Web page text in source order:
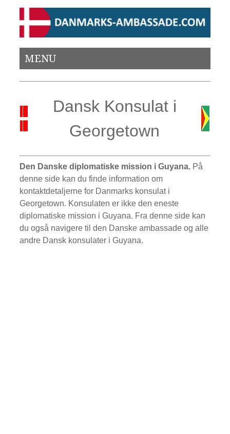
MENU
Dansk Konsulat i
Georgetown
Den Danske diplomatiske mission i Guyana. På
denne side kan du finde information om
kontaktdetaljerne for Danmarks konsulat i
Georgetown. Konsulaten er ikke den eneste
diplomatiske mission i Guyana. Fra denne side kan
du også navigere til den Danske ambassade og alle
andre Dansk konsulater i Guyana.